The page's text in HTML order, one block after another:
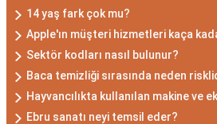
14 yaş fark çok mu?
Apple'ın müşteri hizmetleri kaça
Sektör kodları nasıl bulunur?
Baca temizliği sırasında neden
Hayvancılıkta kullanılan makine ve
Ebru sanatı neyi temsil eder?